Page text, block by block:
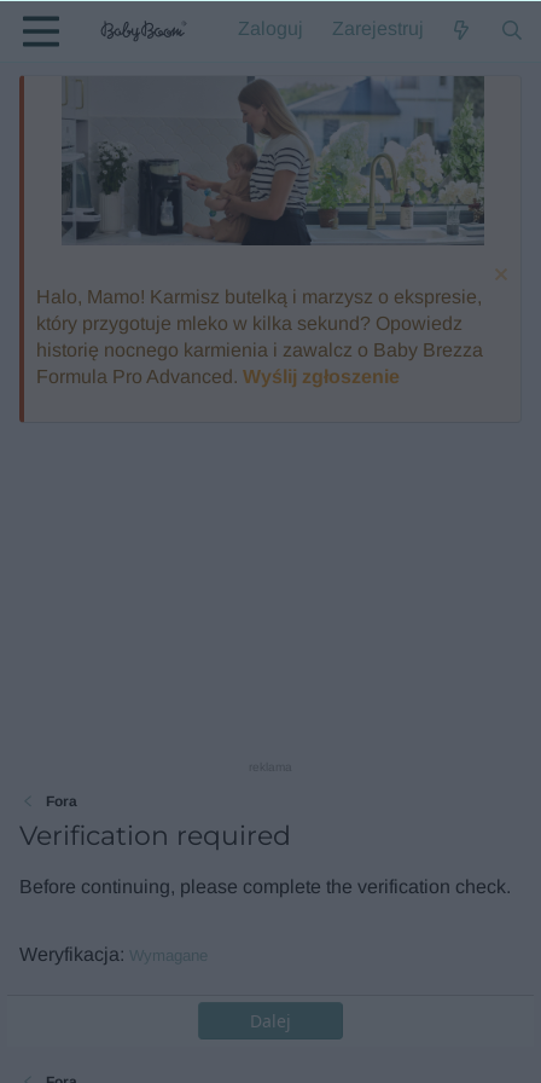
Zaloguj Zarejestruj
Halo, Mamo! Karmisz butelką i marzysz o ekspresie,
który przygotuje mleko w kilka sekund? Opowiedz
historię nocnego karmienia i zawalcz o Baby Brezza
Formula Pro Advanced. Wyślij zgłoszenie
Fora
Verification required
Before continuing, please complete the verification check.
Weryfikacja Wymagane
Dalej